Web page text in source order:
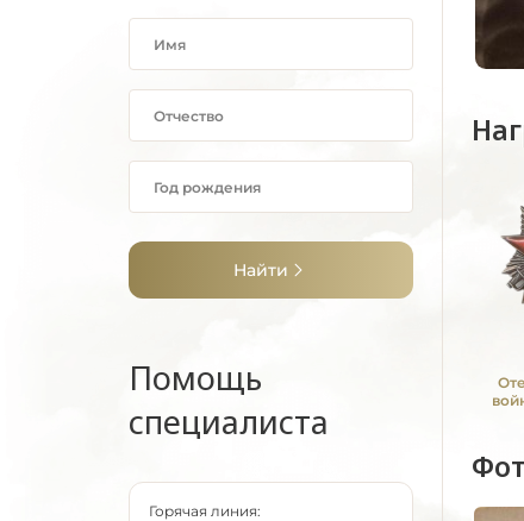
Найти
Помощь
специалиста
Горячая линия: